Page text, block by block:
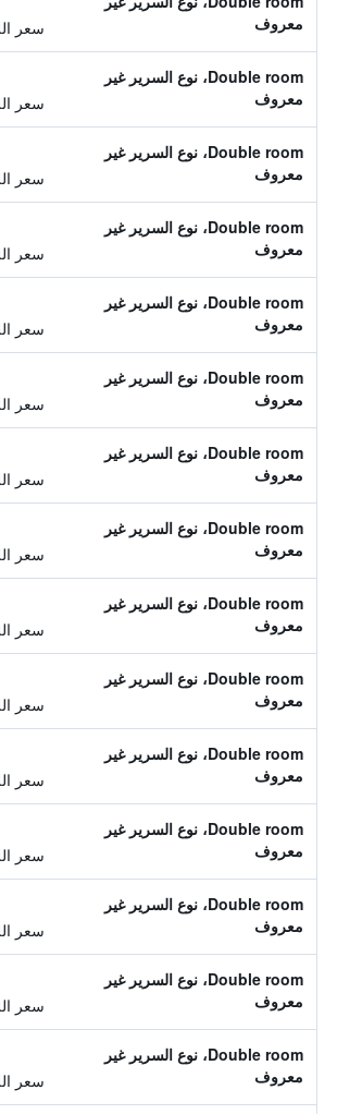
معروف
سعر
Double room، نوع السرير غير
معروف
سعر
Double room، نوع السرير غير
معروف
سعر
Double room، نوع السرير غير
معروف
سعر
Double room، نوع السرير غير
معروف
سعر
Double room، نوع السرير غير
معروف
سعر
Double room، نوع السرير غير
معروف
سعر
Double room، نوع السرير غير
معروف
سعر
Double room، نوع السرير غير
معروف
سعر
Double room، نوع السرير غير
معروف
سعر
Double room، نوع السرير غير
معروف
سعر
Double room، نوع السرير غير
معروف
سعر
Double room، نوع السرير غير
معروف
سعر
Double room، نوع السرير غير
معروف
سعر
Double room، نوع السرير غير
معروف
سعر